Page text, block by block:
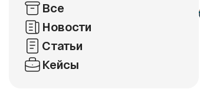
Все
Новости
Статьи
Кейсы